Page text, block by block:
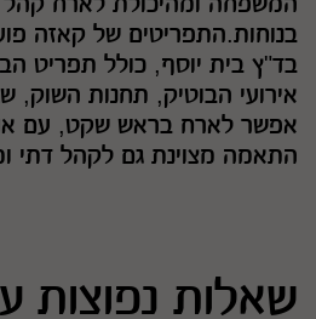
בנוחות.התפריטים של קאזה
בד"ץ בית יוסף, כולל תפריט
אירועי הבוטיק, תחנות השוק,
אפשר לארח בראש שקט, עם
התאמה מצוינת גם לקהל דתי
שאלות נפוצות